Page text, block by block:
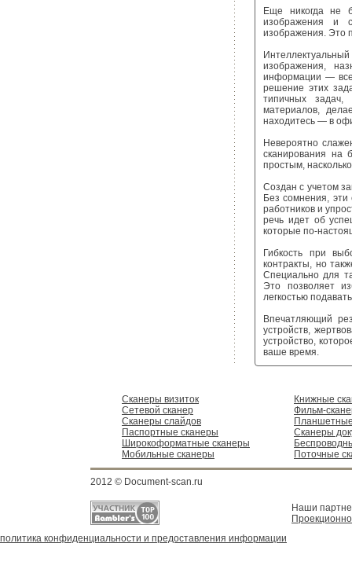
Еще никогда не
изображения и
изображения. Это
изображения,
информации — все
решение этих
типичных
материалов,
находитесь — в
Невероятно
сканирования на
простым,
Создан с учетом
Без сомнения,
работников и
речь идет об
которые по-
Гибкость при
контракты, но
Специально для
Это позволяет
легкостью
Впечатляющий
устройств,
устройство,
ваше время.
Сканеры визиток
Сетевой сканер
Сканеры слайдов
Паспортные сканеры
Широкоформатные сканеры
Мобильные сканеры
Книжные
Фильм-
Сканеры
Поточные
2012 © Document-scan.ru
Наши
политика конфиденциальности и предоставления информации